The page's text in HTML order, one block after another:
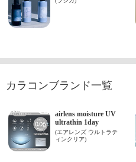
カラコンブランド一覧